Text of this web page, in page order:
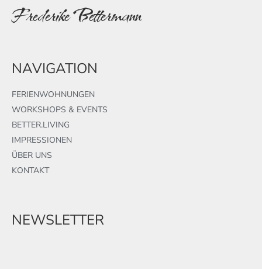
Frederike Bettermann
NAVIGATION
FERIENWOHNUNGEN
WORKSHOPS & EVENTS
BETTER.LIVING
IMPRESSIONEN
ÜBER UNS
KONTAKT
NEWSLETTER